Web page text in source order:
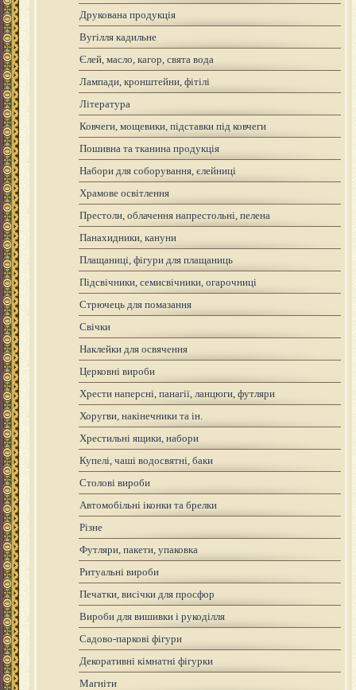
Друкована продукція
Вугілля кадильне
Єлей, масло, кагор, свята вода
Лампади, кронштейни, фітілі
Література
Ковчеги, мощевики, підставки під ковчеги
Пошивна та тканина продукція
Набори для соборування, єлейниці
Храмове освітлення
Престоли, облачення напрестольні, пелена
Панахидники, кануни
Плащаниці, фігури для плащаниць
Підсвічники, семисвічники, огарочниці
Стрючець для помазання
Свічки
Наклейки для освячення
Церковні вироби
Хрести наперсні, панагії, ланцюги, футляри
Хоругви, накінечники та ін.
Хрестильні ящики, набори
Купелі, чаші водосвятні, баки
Столові вироби
Автомобільні іконки та брелки
Різне
Футляри, пакети, упаковка
Ритуальні вироби
Печатки, висічки для просфор
Вироби для вишивки і рукоділля
Садово-паркові фігури
Декоративні кімнатні фігурки
Магніти